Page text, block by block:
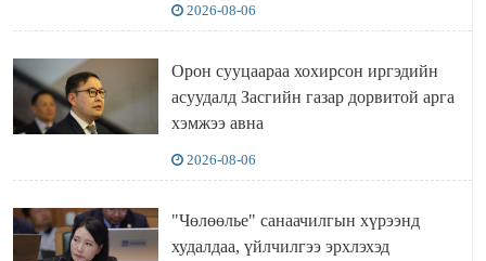
2026-08-06
Орон сууцаараа хохирсон иргэдийн
асуудалд Засгийн газар дорвитой арга
хэмжээ авна
2026-08-06
"Чөлөөлье" санаачилгын хүрээнд
худалдаа, үйлчилгээ эрхлэхэд